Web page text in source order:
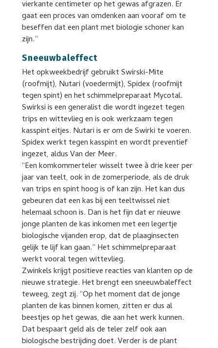
vierkante centimeter op het gewas afgrazen. Er
gaat een proces van omdenken aan vooraf om te
beseffen dat een plant met biologie schoner kan
zijn.”
Sneeuwbaleffect
Het opkweekbedrijf gebruikt Swirski-Mite
(roofmijt), Nutari (voedermijt), Spidex (roofmijt
tegen spint) en het schimmelpreparaat Mycotal.
Swirksi is een generalist die wordt ingezet tegen
trips en wittevlieg en is ook werkzaam tegen
kasspint eitjes. Nutari is er om de Swirki te voeren.
Spidex werkt tegen kasspint en wordt preventief
ingezet, aldus Van der Meer.
“Een komkommerteler wisselt twee à drie keer per
jaar van teelt, ook in de zomerperiode, als de druk
van trips en spint hoog is of kan zijn. Het kan dus
gebeuren dat een kas bij een teeltwissel niet
helemaal schoon is. Dan is het fijn dat er nieuwe
jonge planten de kas inkomen met een legertje
biologische vijanden erop, dat de plaaginsecten
gelijk te lijf kan gaan.” Het schimmelpreparaat
werkt vooral tegen wittevlieg.
Zwinkels krijgt positieve reacties van klanten op de
nieuwe strategie. Het brengt een sneeuwbaleffect
teweeg, zegt zij. “Op het moment dat de jonge
planten de kas binnen komen, zitten er dus al
beestjes op het gewas, die aan het werk kunnen.
Dat bespaart geld als de teler zelf ook aan
biologische bestrijding doet. Verder is de plant